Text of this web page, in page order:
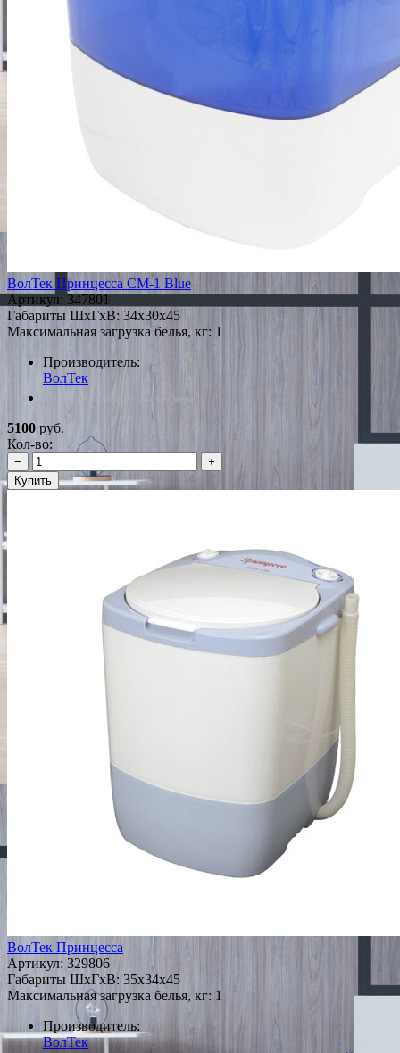
ВолТек Принцесса СМ-1 Blue
Артикул: 347801
Габариты ШxГxВ: 34x30x45
Максимальная загрузка белья, кг: 1
Производитель:
ВолТек
*Наличие уточняйте у менеджера
5100 руб.
Кол-во:
−
+
Купить
ВолТек Принцесса
Артикул: 329806
Габариты ШxГxВ: 35x34x45
Максимальная загрузка белья, кг: 1
Производитель:
ВолТек